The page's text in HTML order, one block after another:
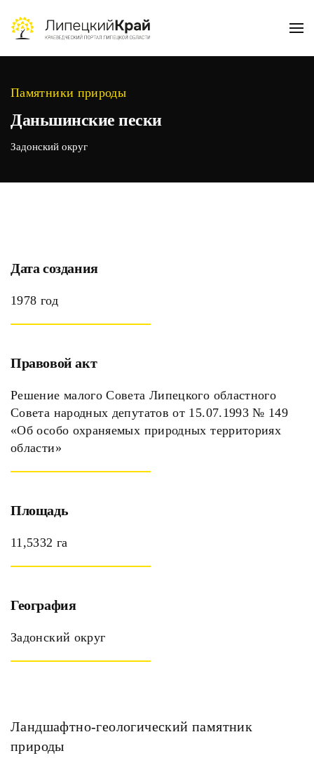
Skip to main content
Памятники природы
Даньшинские пески
Задонский округ
Ландшафтно-геологический памятник
природы
Дата создания
1978 год
Правовой акт
Решение малого Совета Липецкого областного
Совета народных депутатов от 15.07.1993 № 149
«Об особо охраняемых природных территориях
области»
Площадь
11,5332 га
География
Задонский округ